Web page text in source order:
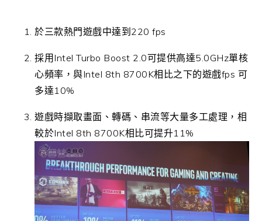
於三款熱門遊戲中達到220 fps
採用Intel Turbo Boost 2.0可提供高達5.0GHz單核
心頻率，與Intel 8th 8700K相比之下的遊戲fps 可
多達10%
遊戲時擷取畫面、轉碼、串流等大量多工處理，相
較於Intel 8th 8700K相比可提升11%